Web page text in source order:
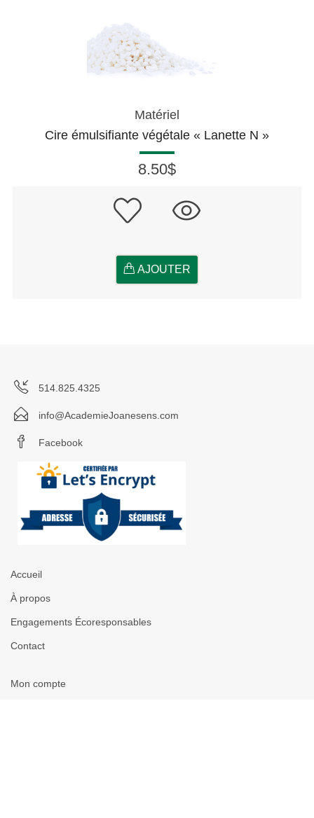
Matériel
Cire émulsifiante végétale « Lanette N »
8.50$
AJOUTER
514.825.4325
info@AcademieJoanesens.com
Facebook
Accueil
À propos
Engagements Écoresponsables
Contact
Mon compte